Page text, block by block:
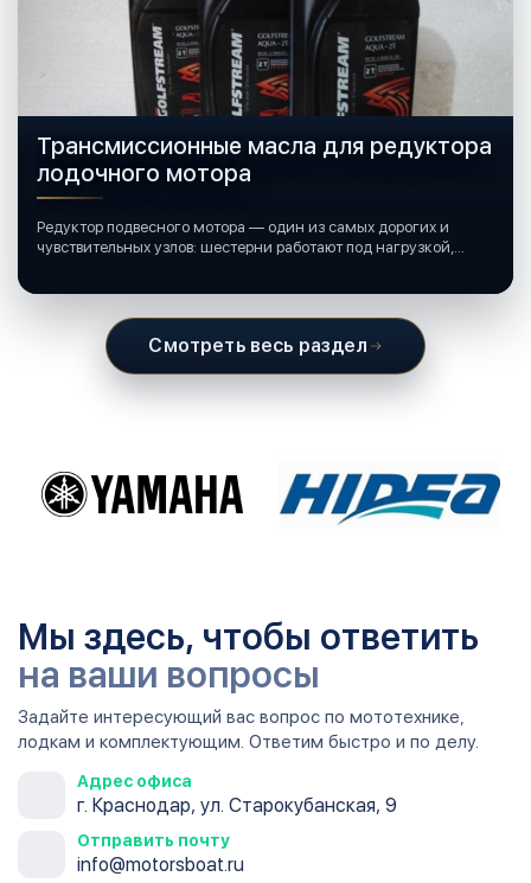
Трансмиссионные масла для редуктора
лодочного мотора
Редуктор подвесного мотора — один из самых дорогих и
чувствительных узлов: шестерни работают под нагрузкой,
Смотреть весь раздел
Мы здесь, чтобы ответить
на ваши вопросы
Задайте интересующий вас вопрос по мототехнике,
лодкам и комплектующим. Ответим быстро и по делу.
Адрес офиса
г. Краснодар, ул. Старокубанская, 9
Отправить почту
info@motorsboat.ru